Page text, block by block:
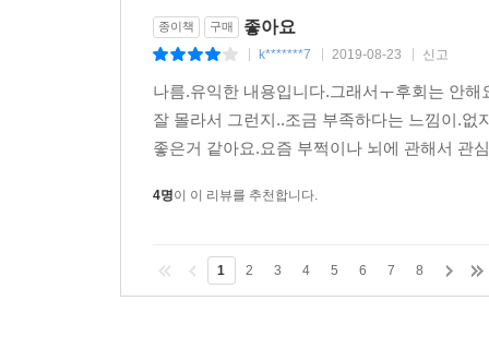
종이책 구매 좋아요
k*******7 2019-08-23 신고
나름.유익한 내용입니다.그래서ㅜ후회는 안
잘 몰라서 그런지..조금 부족하다는 느낌이.
좋은거 같아요.요즘 부쩍이나 뇌에 관해서 관
4명이 이 리뷰를 추천합니다.
1 2 3 4 5 6 7 8